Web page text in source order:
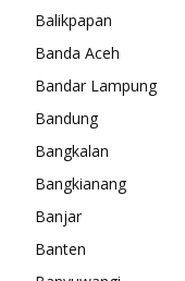
Balikpapan
Banda Aceh
Bandar Lampung
Bandung
Bangkalan
Bangkianang
Banjar
Banten